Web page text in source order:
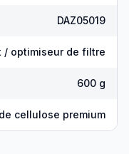
DAZ05019
/ optimiseur de filtre
600 g
cellulose premium